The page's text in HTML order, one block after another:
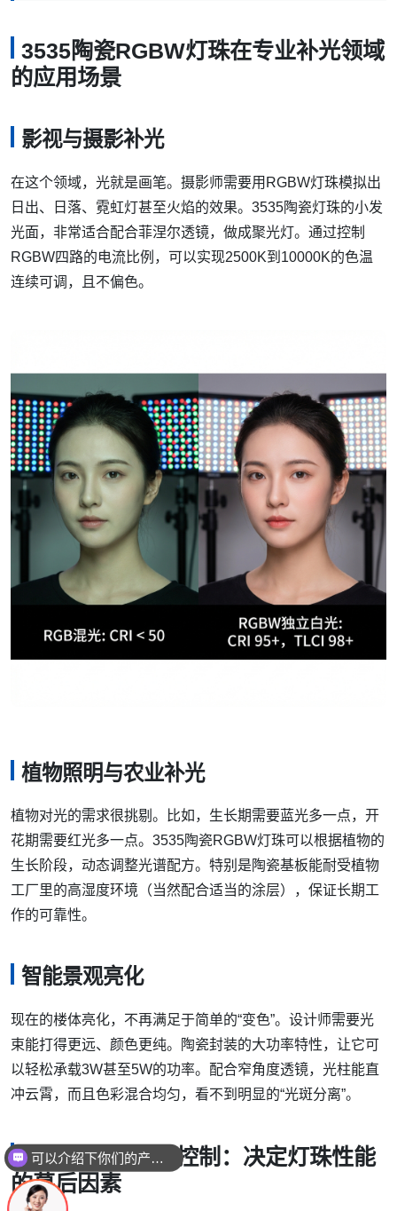
3535陶瓷RGBW灯珠在专业补光领域
的应用场景
影视与摄影补光
在这个领域，光就是画笔。摄影师需要用RGBW灯珠模拟出
日出、日落、霓虹灯甚至火焰的效果。3535陶瓷灯珠的小发
光面，非常适合配合菲涅尔透镜，做成聚光灯。通过控制
RGBW四路的电流比例，可以实现2500K到10000K的色温
连续可调，且不偏色。
植物照明与农业补光
植物对光的需求很挑剔。比如，生长期需要蓝光多一点，开
花期需要红光多一点。3535陶瓷RGBW灯珠可以根据植物的
生长阶段，动态调整光谱配方。特别是陶瓷基板能耐受植物
工厂里的高湿度环境（当然配合适当的涂层），保证长期工
作的可靠性。
智能景观亮化
现在的楼体亮化，不再满足于简单的“变色”。设计师需要光
束能打得更远、颜色更纯。陶瓷封装的大功率特性，让它可
以轻松承载3W甚至5W的功率。配合窄角度透镜，光柱能直
冲云霄，而且色彩混合均匀，看不到明显的“光斑分离”。
封装工艺与质量控制：决定灯珠性能
的幕后因素
你们是怎么收费的呢